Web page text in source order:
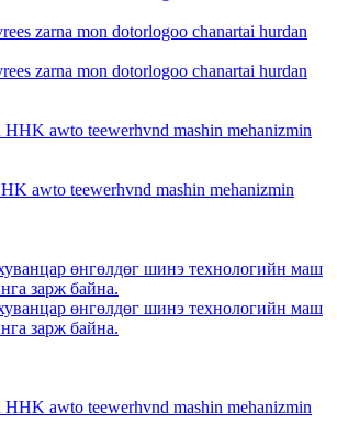
awto teewerhvnd mashin mehanizmin
өнгөлдөг шинэ технологийн маш
зарж байна.
өнгөлдөг шинэ технологийн маш
зарж байна.